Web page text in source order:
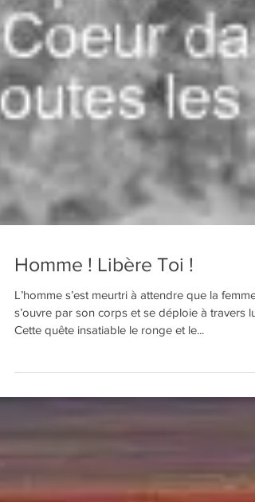
Homme ! Libère Toi !
L’homme s’est meurtri à attendre que la femme
Cette quête insatiable le ronge et le...